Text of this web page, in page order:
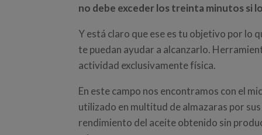
no debe exceder los treinta minutos si
Y está claro que ese es tu objetivo por lo
te puedan ayudar a alcanzarlo.
actividad exclusivamente física.
En este campo nos encontramos con el
utilizado en multitud de almazaras por
rendimiento del aceite obtenido sin